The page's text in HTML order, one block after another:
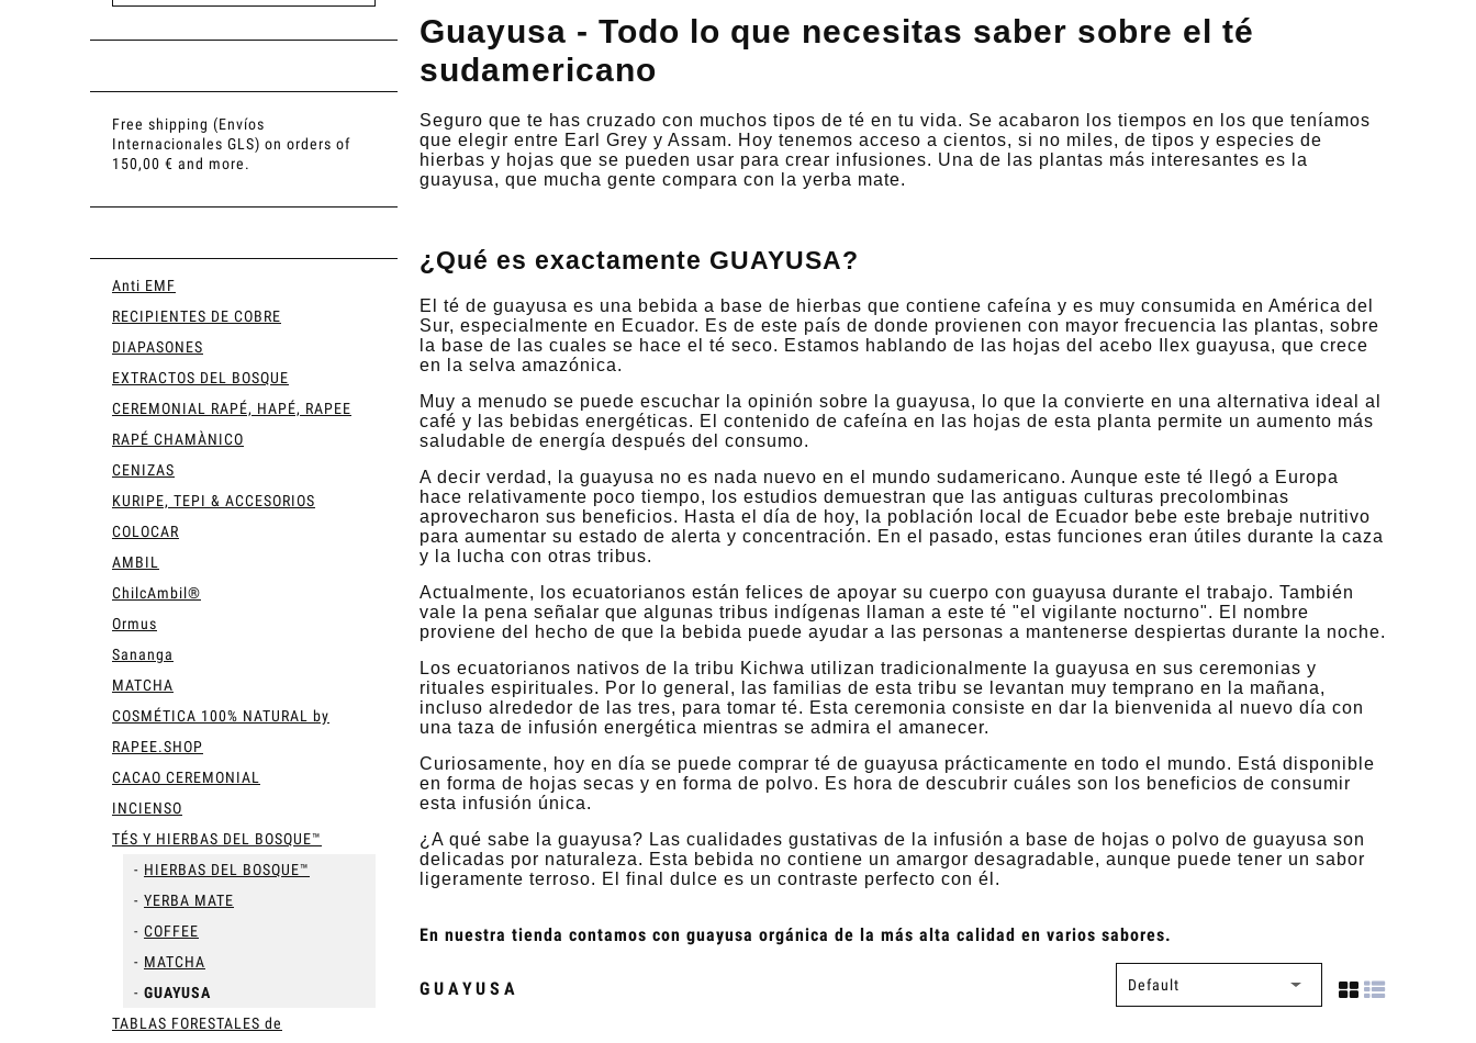
Free shipping (Envíos
Internacionales GLS) on orders of
150,00 € and more.
Anti EMF
RECIPIENTES DE COBRE
DIAPASONES
EXTRACTOS DEL BOSQUE
CEREMONIAL RAPÉ, HAPÉ, RAPEE
RAPÉ CHAMÀNICO
CENIZAS
KURIPE, TEPI & ACCESORIOS
COLOCAR
AMBIL
ChilcAmbil®
Ormus
Sananga
MATCHA
COSMÉTICA 100% NATURAL by
RAPEE.SHOP
CACAO CEREMONIAL
INCIENSO
TÉS Y HIERBAS DEL BOSQUE™
HIERBAS DEL BOSQUE™
YERBA MATE
COFFEE
MATCHA
GUAYUSA
TABLAS FORESTALES de
Guayusa - Todo lo que necesitas saber sobre el té
sudamericano
Seguro que te has cruzado con muchos tipos de té en tu vida. Se acabaron los tiempos en los que teníamos
que elegir entre Earl Grey y Assam. Hoy tenemos acceso a cientos, si no miles, de tipos y especies de
hierbas y hojas que se pueden usar para crear infusiones. Una de las plantas más interesantes es la
guayusa, que mucha gente compara con la yerba mate.
¿Qué es exactamente GUAYUSA?
El té de guayusa es una bebida a base de hierbas que contiene cafeína y es muy consumida en América del
Sur, especialmente en Ecuador. Es de este país de donde provienen con mayor frecuencia las plantas, sobre
la base de las cuales se hace el té seco. Estamos hablando de las hojas del acebo Ilex guayusa, que crece
en la selva amazónica.
Muy a menudo se puede escuchar la opinión sobre la guayusa, lo que la convierte en una alternativa ideal al
café y las bebidas energéticas. El contenido de cafeína en las hojas de esta planta permite un aumento más
saludable de energía después del consumo.
A decir verdad, la guayusa no es nada nuevo en el mundo sudamericano. Aunque este té llegó a Europa
hace relativamente poco tiempo, los estudios demuestran que las antiguas culturas precolombinas
aprovecharon sus beneficios. Hasta el día de hoy, la población local de Ecuador bebe este brebaje nutritivo
para aumentar su estado de alerta y concentración. En el pasado, estas funciones eran útiles durante la caza
y la lucha con otras tribus.
Actualmente, los ecuatorianos están felices de apoyar su cuerpo con guayusa durante el trabajo. También
vale la pena señalar que algunas tribus indígenas llaman a este té "el vigilante nocturno". El nombre
proviene del hecho de que la bebida puede ayudar a las personas a mantenerse despiertas durante la noche.
Los ecuatorianos nativos de la tribu Kichwa utilizan tradicionalmente la guayusa en sus ceremonias y
rituales espirituales. Por lo general, las familias de esta tribu se levantan muy temprano en la mañana,
incluso alrededor de las tres, para tomar té. Esta ceremonia consiste en dar la bienvenida al nuevo día con
una taza de infusión energética mientras se admira el amanecer.
Curiosamente, hoy en día se puede comprar té de guayusa prácticamente en todo el mundo. Está disponible
en forma de hojas secas y en forma de polvo. Es hora de descubrir cuáles son los beneficios de consumir
esta infusión única.
¿A qué sabe la guayusa? Las cualidades gustativas de la infusión a base de hojas o polvo de guayusa son
delicadas por naturaleza. Esta bebida no contiene un amargor desagradable, aunque puede tener un sabor
ligeramente terroso. El final dulce es un contraste perfecto con él.
En nuestra tienda contamos con guayusa orgánica de la más alta calidad en varios sabores.
GUAYUSA